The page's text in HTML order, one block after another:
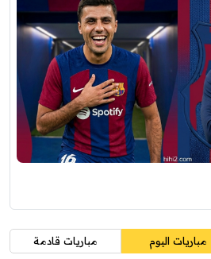
مباريات اليوم مباريات قادمة